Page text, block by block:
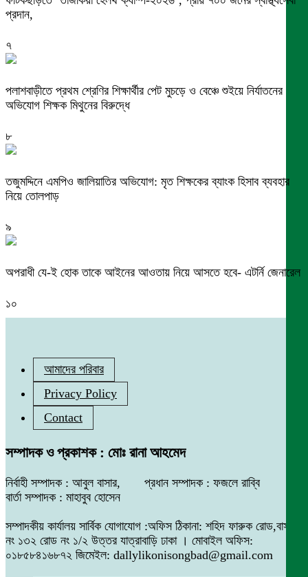
প্রদান,
৭
পলাশবাড়ীতে প্রথম শ্রেণির শিক্ষার্থীর পেট মুচড়ে ও বেঞ্চে শুইয়ে নির্যাতনের
অভিযোগ শিক্ষক মিথুনের বিরুদ্ধে
৮
তজুমদ্দিনে এমপিও জালিয়াতির অভিযোগ: মৃত শিক্ষকের ব্যাংক হিসাব ব্যবহার
নিয়ে তোলপাড়
৯
অপরাধী যে-ই হোক তাকে আইনের আওতায় নিয়ে আসতে হবে- এটর্নি জেনারেল
১০
আমাদের পরিবার
Privacy Policy
Contact
সম্পাদক ও প্রকাশক : মোঃ রানা আহমেদ
নির্বাহী সম্পাদক : আবুল বাসার, প্রধান সম্পাদক : ফজলে রাব্বি
বার্তা সম্পাদক : মাহাবুব হোসেন
সম্পাদকীয় কার্যালয় সার্বিক যোগাযোগ :অফিস ঠিকানা: শহিদ ফারুক রোড,বাসা
নং ১৩২ রোড নং ১/২ উত্তর যাত্রাবাড়ি ঢাকা । মোবাইল অফিস:
০১৮৫৮৪১৬৮৭২ জিমেইল: dallylikonisongbad@gmail.com